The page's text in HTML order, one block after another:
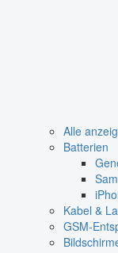
Alle
Batterien
Kabel &
GSM-